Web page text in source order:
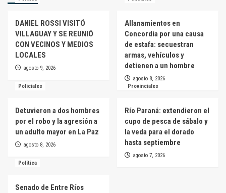
DANIEL ROSSI VISITÓ
VILLAGUAY Y SE REUNIÓ
CON VECINOS Y MEDIOS
LOCALES
agosto 9, 2026
Allanamientos en
Concordia por una causa
de estafa: secuestran
armas, vehículos y
detienen a un hombre
agosto 8, 2026
Policiales
Detuvieron a dos hombres
por el robo y la agresión a
un adulto mayor en La Paz
agosto 8, 2026
Provinciales
Río Paraná: extendieron el
cupo de pesca de sábalo y
la veda para el dorado
hasta septiembre
agosto 7, 2026
Política
Senado de Entre Ríos